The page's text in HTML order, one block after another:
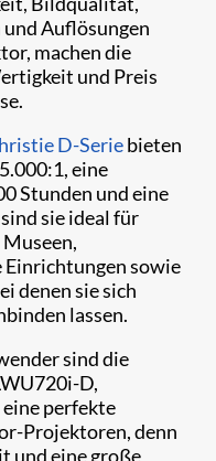
Auflösungen
machen die
und Preis
D-Seriebieten
eine
Stunden und eine
sie ideal für
sowie
denen sie sich
lassen.
sind die
D,
perfekte
Projektoren, denn
und eine große